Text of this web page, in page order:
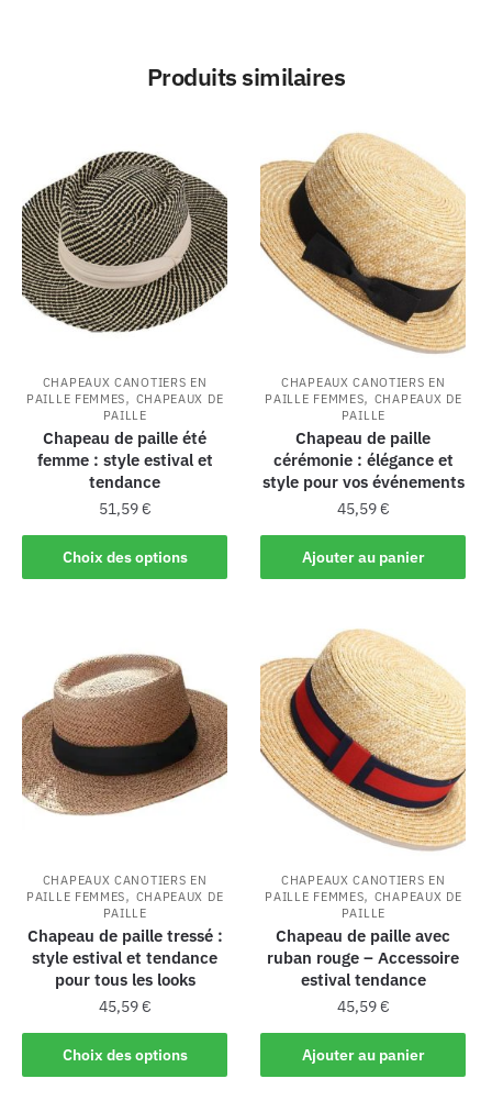
Produits similaires
CHAPEAUX CANOTIERS EN
PAILLE FEMMES, CHAPEAUX DE
PAILLE
Chapeau de paille été
femme : style estival et
tendance
51,59€
Choix des options
CHAPEAUX CANOTIERS EN
PAILLE FEMMES, CHAPEAUX DE
PAILLE
Chapeau de paille
cérémonie : élégance et
style pour vos événements
45,59€
Ajouter au panier
CHAPEAUX CANOTIERS EN
PAILLE FEMMES, CHAPEAUX DE
PAILLE
Chapeau de paille tressé :
style estival et tendance
pour tous les looks
45,59€
Choix des options
CHAPEAUX CANOTIERS EN
PAILLE FEMMES, CHAPEAUX DE
PAILLE
Chapeau de paille avec
ruban rouge – Accessoire
estival tendance
45,59€
Ajouter au panier